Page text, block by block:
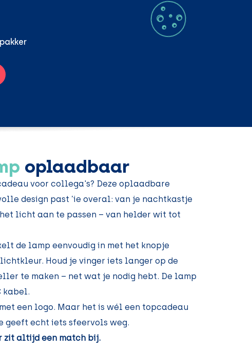
oplaadbaar
voor collega's? Deze oplaadbare
design past ’ie overal: van je nachtkastje
licht aan te passen – van helder wit tot
de lamp eenvoudig in met het knopje
Houd je vinger iets langer op de
te maken – net wat je nodig hebt. De lamp
kabel.
een logo. Maar het is wél een topcadeau
geeft echt iets sfeervols weg.
zit altijd een match bij.